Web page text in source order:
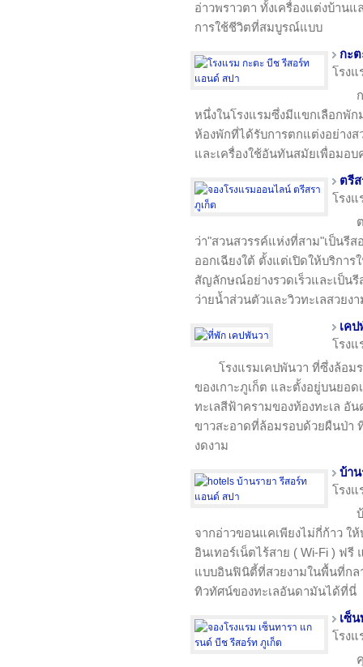
อ่าวพราวตา ทั้งเครื่องแต่งบ้าน
การใช้ชีวิตที่สมบูรณ์แบบ
กะ
โรง
หนึ่งในโรงแรมซึ่งมีแขกเลือกพั
ห้องพักที่ได้รับการตกแต่งอย่าง
และเครื่องใช้อันทันสมัยเพื่อมอ
ตรี
โรง
ว่า"สวนสวรรค์แห่งที่สาม"เป็นรี
ออกเฉียงใต้ ตั้งแต่เปิดให้บริการ
สัญลักษณ์อย่างรวดเร็วและเป็นรี
ว่ายน้ำส่วนตัวและวิวทะเลสวยง
เค
โรง
โรงแรมเคปพันวา ที่ซึ่งล้อม
ของเกาะภูเก็ต และตั้งอยู่บนยอ
ทะเลสีฟ้าครามของท้องทะเล อั
ขาวสะอาดที่ล้อมรอบด้วยผืนป่า
งดงาม
บ้า
โรง
จากอ่าวขอนแคเพียงไม่กี่ก้าว ใ
อินเทอร์เน็ตไร้สาย ( Wi-Fi ) ฟรี
แบบอินฟินิตี้ที่สวยงามในพื้นที่กล
ทิวทัศน์ของทะเลอันดามันได้ที่นี่
เซ็
โรง